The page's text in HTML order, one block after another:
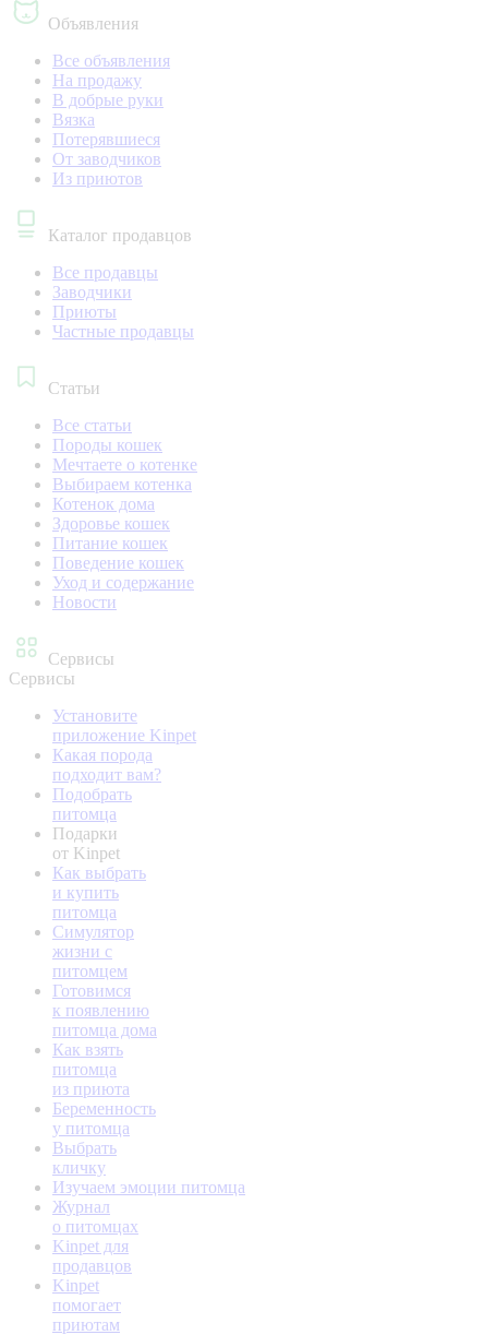
Объявления
Все объявления
На продажу
В добрые руки
Вязка
Потерявшиеся
От заводчиков
Из приютов
Каталог продавцов
Все продавцы
Заводчики
Приюты
Частные продавцы
Статьи
Все статьи
Породы кошек
Мечтаете о котенке
Выбираем котенка
Котенок дома
Здоровье кошек
Питание кошек
Поведение кошек
Уход и содержание
Новости
Сервисы
Сервисы
Установите
приложение Kinpet
Какая порода
подходит вам?
Подобрать
питомца
Подарки
от Kinpet
Как выбрать
и купить
питомца
Симулятор
жизни с
питомцем
Готовимся
к появлению
питомца дома
Как взять
питомца
из приюта
Беременность
у питомца
Выбрать
кличку
Изучаем эмоции питомца
Журнал
о питомцах
Kinpet для
продавцов
Kinpet
помогает
приютам